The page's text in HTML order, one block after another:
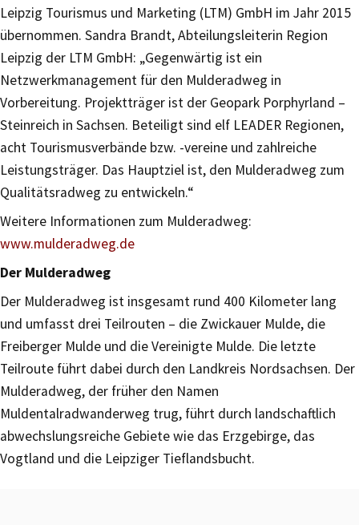
Leipzig Tourismus und Marketing (LTM) GmbH im Jahr 2015
übernommen. Sandra Brandt, Abteilungsleiterin Region
Leipzig der LTM GmbH: „Gegenwärtig ist ein
Netzwerkmanagement für den Mulderadweg in
Vorbereitung. Projektträger ist der Geopark Porphyrland –
Steinreich in Sachsen. Beteiligt sind elf LEADER Regionen,
acht Tourismusverbände bzw. -vereine und zahlreiche
Leistungsträger. Das Hauptziel ist, den Mulderadweg zum
Qualitätsradweg zu entwickeln.“
Weitere Informationen zum Mulderadweg:
www.mulderadweg.de
Der Mulderadweg
Der Mulderadweg ist insgesamt rund 400 Kilometer lang
und umfasst drei Teilrouten – die Zwickauer Mulde, die
Freiberger Mulde und die Vereinigte Mulde. Die letzte
Teilroute führt dabei durch den Landkreis Nordsachsen. Der
Mulderadweg, der früher den Namen
Muldentalradwanderweg trug, führt durch landschaftlich
abwechslungsreiche Gebiete wie das Erzgebirge, das
Vogtland und die Leipziger Tieflandsbucht.